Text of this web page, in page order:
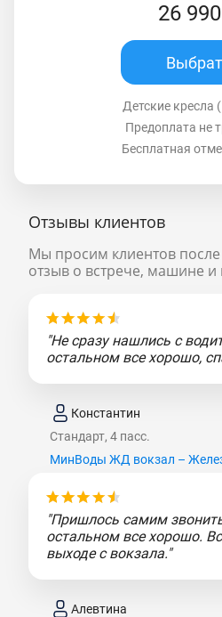
26
Детские кресла
Предоплата не
Бесплатная
Отзывы клиентов
Мы просим клиентов после
отзыв о встрече, машине и
"Не сразу нашлись с
остальном все хорошо,
Константин
Стандарт, 4 пасс.
МинВоды ЖД вокзал –
"Пришлось самим
остальном все хорошо.
выходе с вокзала."
Алевтина